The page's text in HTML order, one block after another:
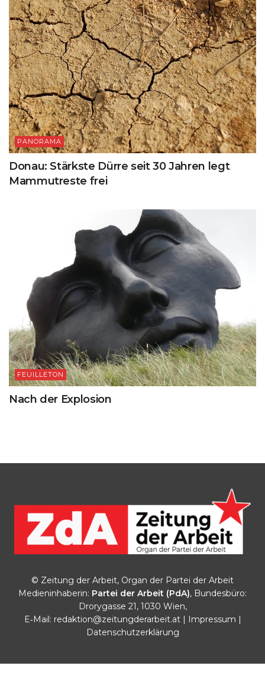
PANORAMA
Donau: Stärkste Dürre seit 30 Jahren legt
Mammutreste frei
FEUILLETON
Nach der Explosion
© Zeitung der Arbeit, Organ der Partei der Arbeit
Medieninhaberin: Partei der Arbeit (PdA), Bundesbüro:
Drorygasse 21, 1030 Wien,
E‑Mail: redaktion@zeitungderarbeit.at| Impressum |
Datenschutzerklärung